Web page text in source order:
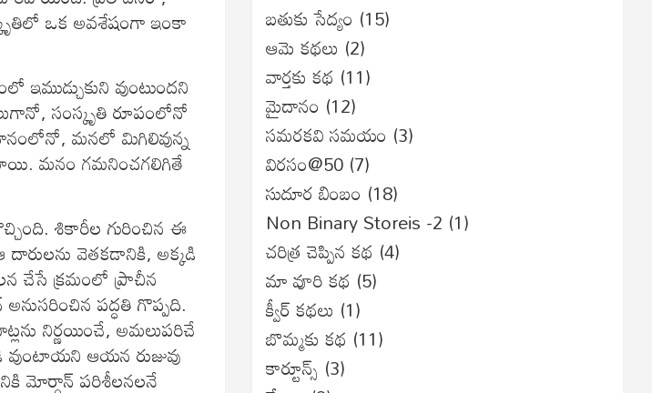
ఒక అవశేషంగా ఇంకా
వుంటుందని
సంస్కృతి రూపంలోనో
మనలో మిగిలివున్న
మనం గమనించగలిగితే
శికారీల గురించిన ఈ
వెతకడానికి, అక్కడి
చేసే క్రమంలో ప్రాచీన
పద్ధతి గొప్పది.
నిర్ణయించే, అమలుపరిచే
ఆయన రుజువు
మోర్గాన్‌ పరిశీలనలనే
బతుకు సేద్యం (15)
ఆమె కథలు (2)
వార్తకు కథ (11)
మైదానం (12)
సమరకవి సమయం (3)
విరసం@50 (7)
సుదూర బింబం (18)
Non Binary Storeis -2 (1)
చరిత్ర చెప్పిన కథ (4)
మా వూరి కథ (5)
క్వీర్ కథలు (1)
బొమ్మకు కథ (11)
కార్టూన్స్ (3)